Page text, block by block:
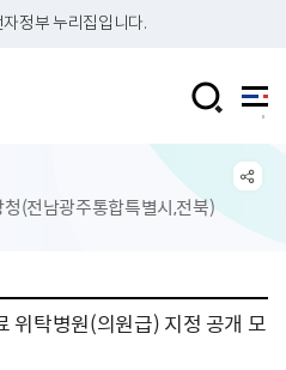
정부 누리집입니다.
(전남광주통합특별시,전북)
위탁병원(의원급) 지정 공개 모